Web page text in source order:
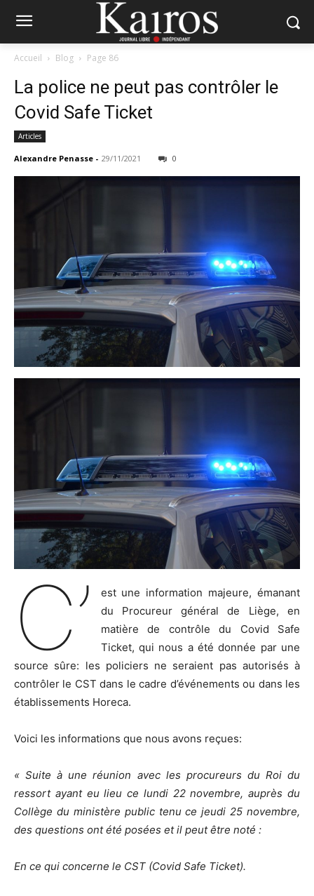
Accueil Blog Page 86
La police ne peut pas contrôler le
Covid Safe Ticket
Articles
Alexandre Penasse - 29/11/2021 0
C’
est une information majeure, émanant
du Procureur général de Liège, en
matière de contrôle du Covid Safe
Ticket, qui nous a été donnée par une
source sûre: les policiers ne seraient pas autorisés à
contrôler le CST dans le cadre d’événements ou dans les
établissements Horeca.
Voici les informations que nous avons reçues:
« Suite à une réunion avec les procureurs du Roi du
ressort ayant eu lieu ce lundi 22 novembre, auprès du
Collège du ministère public tenu ce jeudi 25 novembre,
des questions ont été posées et il peut être noté :
En ce qui concerne le CST (Covid Safe Ticket).